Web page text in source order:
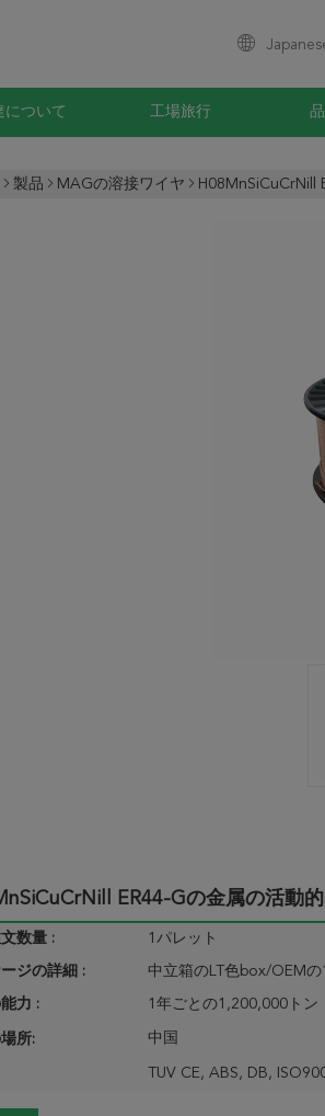
について 工場旅行
製品 MAGの溶接ワイヤ H08MnSiCuCrNill
ER44-Gの金属の活動
数量 : 1パレット
ジの詳細 : 中立箱のLT色box/OEM
力 : 1年ごとの1,200,000トン
所: 中国
TUV CE, ABS, DB,